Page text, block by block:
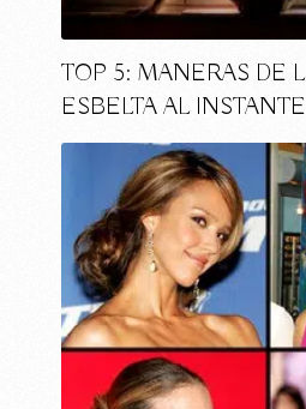
TOP 5: MANERAS DE
ESBELTA AL